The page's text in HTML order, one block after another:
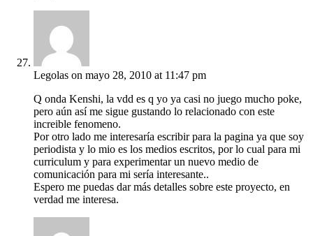
Legolas on mayo 28, 2010 at 11:47 pm
Q onda Kenshi, la vdd es q yo ya casi no juego mucho poke,
pero aún así me sigue gustando lo relacionado con este
increible fenomeno.
Por otro lado me interesaría escribir para la pagina ya que soy
periodista y lo mio es los medios escritos, por lo cual para mi
curriculum y para experimentar un nuevo medio de
comunicación para mi sería interesante..
Espero me puedas dar más detalles sobre este proyecto, en
verdad me interesa.